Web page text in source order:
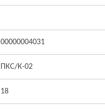
00000004031
ПКС/К-02
18